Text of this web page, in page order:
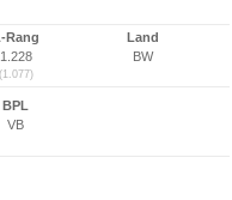
Rang
1.228
(1.077)
Land
BW
BPL
VB